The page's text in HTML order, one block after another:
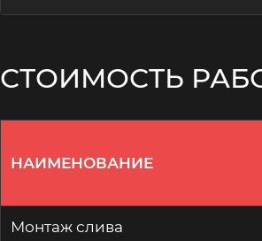
СТОИМОСТЬ
НАИМЕНОВАНИЕ
Монтаж слива